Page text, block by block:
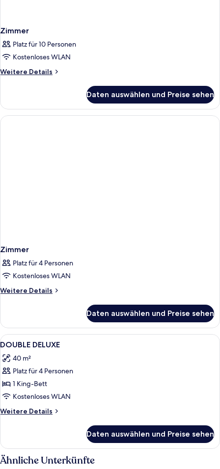
Zimmer
Platz für 10 Personen
Kostenloses WLAN
Weitere Details
Weitere
Daten auswählen und Preise sehen
Zimmer
Platz für 4 Personen
Kostenloses WLAN
Weitere Details
Weitere
Daten auswählen und Preise sehen
Alle
Fotos
für
DOUBLE
DELUXE
anzeigen
Ein Hotelzimmer mit einem großen
4
DOUBLE DELUXE
40 m²
Platz für 4 Personen
1 King-Bett
Kostenloses WLAN
Weitere Details
Weitere
DELUXE
Daten auswählen und Preise sehen
Ähnliche Unterkünfte